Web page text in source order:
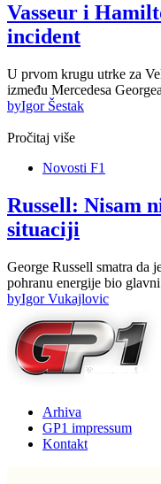
Vasseur i
incident
U prvom krugu utrke za
između Mercedesa
byIgor Šestak
Pročitaj više
Novosti F1
Russell: Nisam
situaciji
George Russell smatra da
pohranu energije bio
byIgor Vukajlovic
Arhiva
GP1 impressum
Kontakt